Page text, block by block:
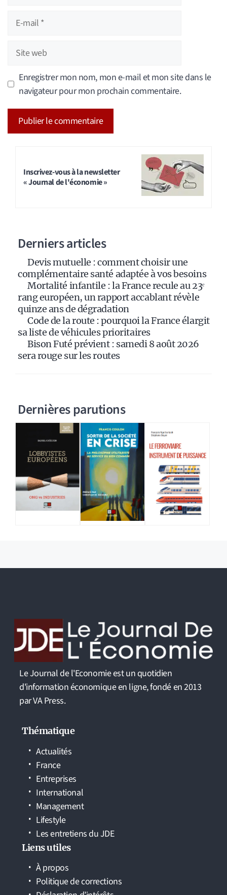
Site
web
Enregistrer mon nom, mon e-mail et mon site dans le
navigateur pour mon prochain commentaire.
Inscrivez-vous à la newsletter
« Journal de l'économie »
Derniers articles
Devis mutuelle : comment choisir une
complémentaire santé adaptée à vos besoins
Mortalité infantile : la France recule au 23ᵉ
rang européen, un rapport accablant révèle
quinze ans de dégradation
Code de la route : pourquoi la France élargit
sa liste de véhicules prioritaires
Bison Futé prévient : samedi 8 août 2026
sera rouge sur les routes
Dernières parutions
Le Journal de l'Economie est un quotidien
d'information économique en ligne, fondé en 2013
par VA Press.
Thématique
Actualités
France
Entreprises
International
Management
Lifestyle
Les entretiens du JDE
Liens utiles
À propos
Politique de corrections